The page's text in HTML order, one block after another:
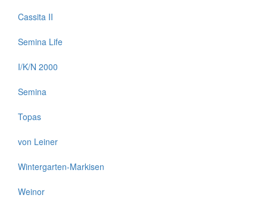
Cassita II
Semina Life
I/K/N 2000
Semina
Topas
von Leiner
Wintergarten-Markisen
Weinor